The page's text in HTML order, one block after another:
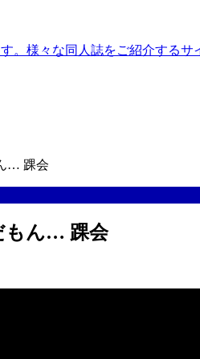
。様々な同人誌をご紹介するサ
… 踝会
もん… 踝会